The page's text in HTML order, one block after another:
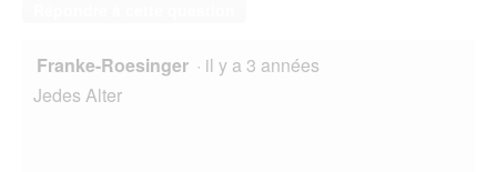
Franke-Roesinger · il y a 3 années
Jedes Alter